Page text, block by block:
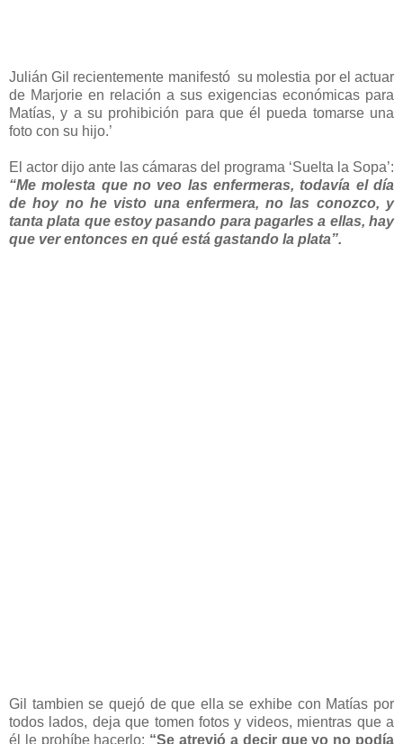
Julián Gil recientemente manifestó su molestia por el actuar
de Marjorie en relación a sus exigencias económicas para
Matías, y a su prohibición para que él pueda tomarse una
foto con su hijo.’
El actor dijo ante las cámaras del programa ‘Suelta la Sopa’:
“Me molesta que no veo las enfermeras, todavía el día
de hoy no he visto una enfermera, no las conozco, y
tanta plata que estoy pasando para pagarles a ellas, hay
que ver entonces en qué está gastando la plata”.
Gil tambien se quejó de que ella se exhibe con Matías por
todos lados, deja que tomen fotos y videos, mientras que a
él le prohíbe hacerlo: “Se atrevió a decir que yo no podía